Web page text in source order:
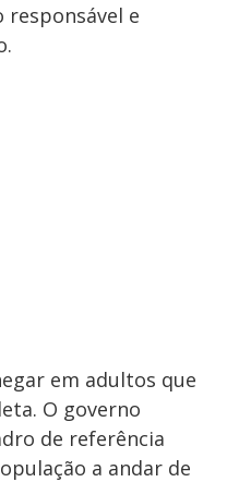
responsável e
em adultos que
O governo
de referência
a andar de